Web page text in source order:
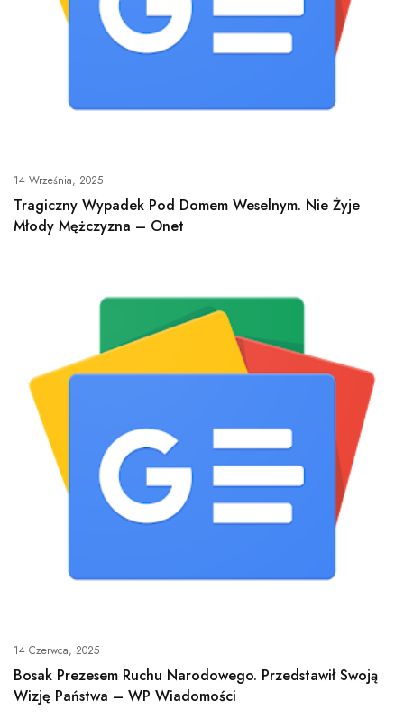
14 Września, 2025
Tragiczny Wypadek Pod Domem Weselnym. Nie Żyje
Młody Mężczyzna – Onet
14 Czerwca, 2025
Bosak Prezesem Ruchu Narodowego. Przedstawił Swoją
Wizję Państwa – WP Wiadomości